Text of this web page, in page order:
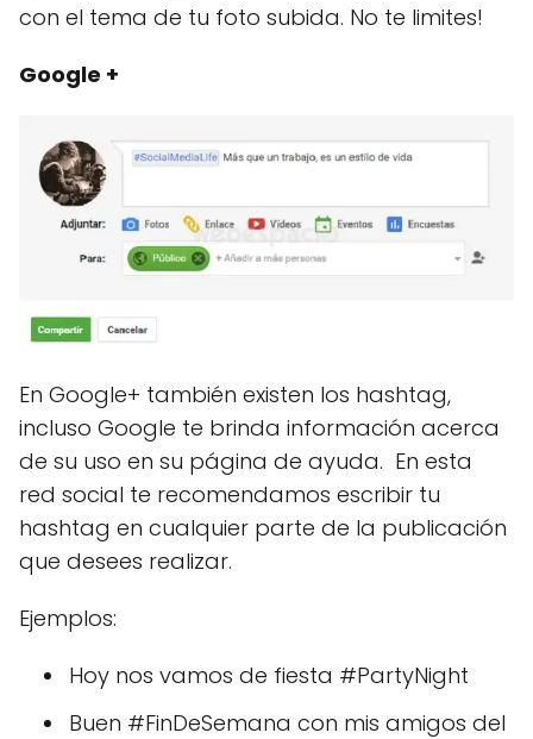
con el tema de tu foto subida. No te limites!
Google +
En Google+ también existen los hashtag,
incluso Google te brinda información acerca
de su uso en su página de ayuda. En esta
red social te recomendamos escribir tu
hashtag en cualquier parte de la publicación
que desees realizar.
Ejemplos:
Hoy nos vamos de fiesta #PartyNight
Buen #FinDeSemana con mis amigos del